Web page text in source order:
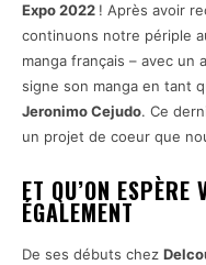
Expo 2022 ! Après avoir
continuons notre périple
manga français – avec
signe son manga en tant
Jeronimo Cejudo. Ce
un projet de coeur que
ET QU’ON ESPÈRE
ÉGALEMENT
De ses débuts chez